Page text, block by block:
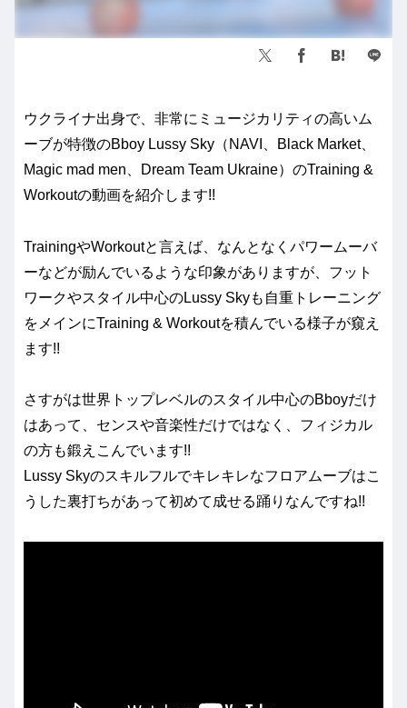
ウクライナ出身で、非常にミュージカリティの高いム
ーブが特徴のBboy Lussy Sky（NAVI、Black Market、
Magic mad men、Dream Team Ukraine）のTraining &
Workoutの動画を紹介します!!
TrainingやWorkoutと言えば、なんとなくパワームーバ
ーなどが励んでいるような印象がありますが、フット
ワークやスタイル中心のLussy Skyも自重トレーニング
をメインにTraining & Workoutを積んでいる様子が窺え
ます!!
さすがは世界トップレベルのスタイル中心のBboyだけ
はあって、センスや音楽性だけではなく、フィジカル
の方も鍛えこんでいます!!
Lussy Skyのスキルフルでキレキレなフロアムーブはこ
うした裏打ちがあって初めて成せる踊りなんですね!!